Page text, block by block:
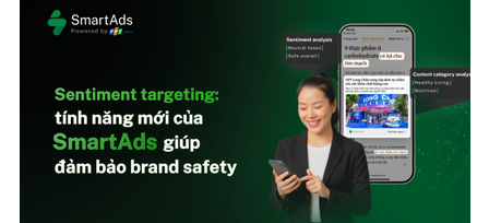
Doanh nghiệp
Thông tin doanh nghiệp
Doanh nghiệp 24h
Doanh nhân
Công nghệ
Sành điệu
Tin Công nghệ
Trải nghiệm
Chuyển đổi số